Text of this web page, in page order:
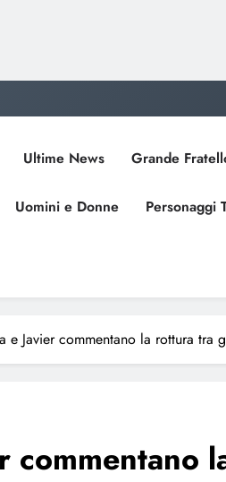
Ultime News Grande
Uomini e Donne Personaggi
e Javier commentano la rottura tra
commentano